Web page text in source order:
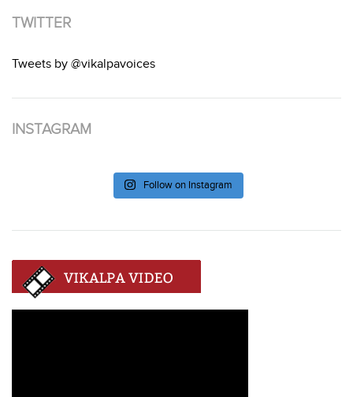
TWITTER
Tweets by @vikalpavoices
INSTAGRAM
Follow on Instagram